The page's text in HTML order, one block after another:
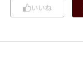
いいね